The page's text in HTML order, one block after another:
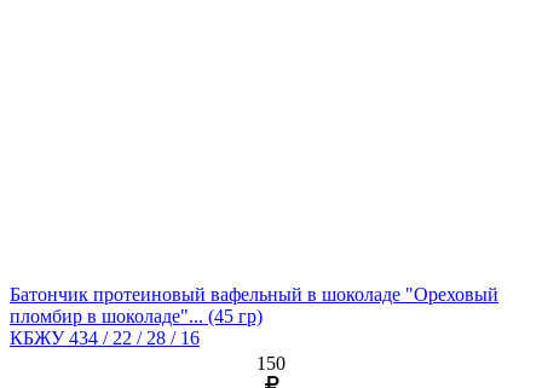
Батончик протеиновый вафельный в шоколаде "Ореховый
пломбир в шоколаде"... (45 гр)
КБЖУ 434 / 22 / 28 / 16
150